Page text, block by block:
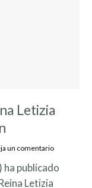
Letizia
un comentario
ha publicado
Letizia